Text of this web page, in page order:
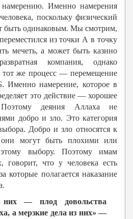
намерению. Именно намерения
поскольку физический
быть одинаковым. Мы смотрим,
из точки А в точку
мечеть, а может быть казино
компания, однако
тот же процесс — перемещение
Именно намерение, которое в
это действие — хорошее
деяния Аллаха не
добро и зло. Это категория
Добро и зло относятся к
они могут быть плохими или
выбору. Поэтому имам
говорит, что у человека есть
которые полагается наказание
— плод довольства
а мерзкие дела из них» —